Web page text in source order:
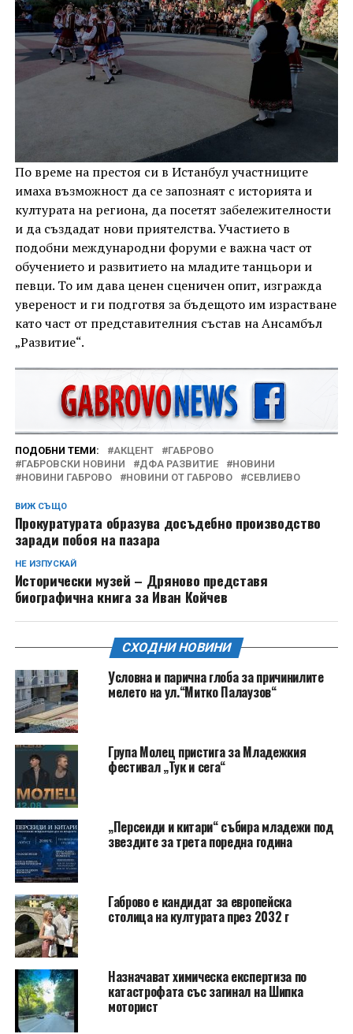
По време на престоя си в Истанбул участниците
имаха възможност да се запознаят с историята и
културата на региона, да посетят забележителности
и да създадат нови приятелства. Участието в
подобни международни форуми е важна част от
обучението и развитието на младите танцьори и
певци. То им дава ценен сценичен опит, изгражда
увереност и ги подготвя за бъдещото им израстване
като част от представителния състав на Ансамбъл
„Развитие“.
ПОДОБНИ ТЕМИ: АКЦЕНТ
ГАБРОВО
ГАБРОВСКИ НОВИНИ
ДФА РАЗВИТИЕ
НОВИНИ
НОВИНИ ГАБРОВО
НОВИНИ ОТ ГАБРОВО СЕВЛИЕВО
ВИЖ СЪЩО
Прокуратурата образува досъдебно производство
заради побоя на пазара
НЕ ИЗПУСКАЙ
Исторически музей – Дряново представя
биографична книга за Иван Койчев
СХОДНИ НОВИНИ
Условна и парична глоба за причинилите
мелето на ул.“Митко Палаузов“
Група Молец пристига за Младежкия
фестивал „Тук и сега“
„Персеиди и китари“ събира младежи под
звездите за трета поредна година
Габрово е кандидат за европейска
столица на културата през 2032 г
Назначават химическа експертиза по
катастрофата със загинал на Шипка
моторист